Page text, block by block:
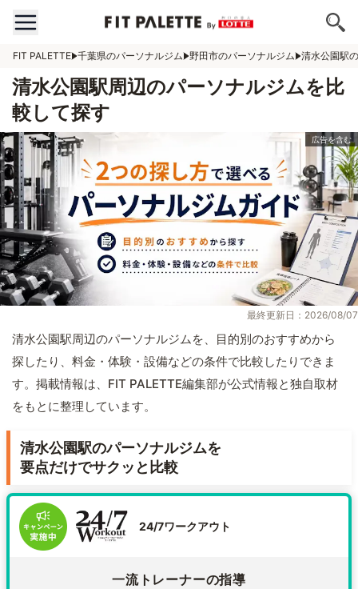
FIT PALETTE 千葉県のパーソナルジム 野田市のパーソナルジム 清水公園駅
清水公園駅周辺のパーソナルジムを比
較して探す
最終更新日：2026/08/07
清水公園駅周辺のパーソナルジムを、目的別のおすすめから
探したり、料金・体験・設備などの条件で比較したりできま
す。掲載情報は、FIT PALETTE編集部が公式情報と独自取材
をもとに整理しています。
清水公園駅のパーソナルジムを
要点だけでサクッと比較
24/7ワークアウト
一流トレーナーの指導